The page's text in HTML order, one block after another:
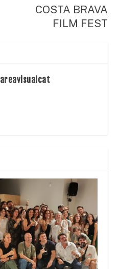
COSTA BRAVA
FILM FEST
areavisualcat